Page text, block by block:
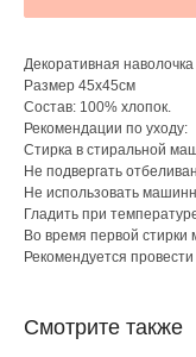
Декоративная
Размер 45х45см
Состав: 100% хлопок.
Рекомендации по уходу:
Стирка в стиральной
Не подвергать
Не использовать
Гладить при
Во время первой стирки
Рекомендуется
Смотрите также